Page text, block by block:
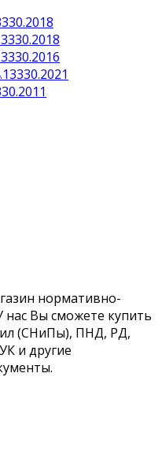
нормативно-
нас Вы сможете купить
(СНиПы), ПНД, РД,
и другие